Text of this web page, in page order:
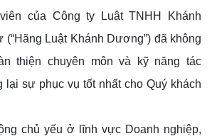
của Công ty Luật TNHH Khánh
Luật Khánh Dương”) đã không
thiện chuyên môn và kỹ năng tác
lại sự phục vụ tốt nhất cho Quý khách
chủ yếu ở lĩnh vực Doanh nghiệp,